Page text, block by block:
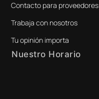
+51 941 525 454
digital@zamtsu.com
Contacto para proveedores
Trabaja con nosotros
Tu opinión importa
Nuestro Horario